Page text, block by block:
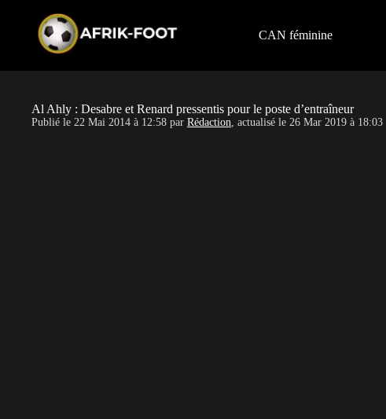
CAN féminine
Al Ahly : Desabre et Renard pressentis pour le poste d’entraîneur
Publié le 22 Mai 2014 à 12:58 par Rédaction, actualisé le 26 Mar 2019 à 18:03